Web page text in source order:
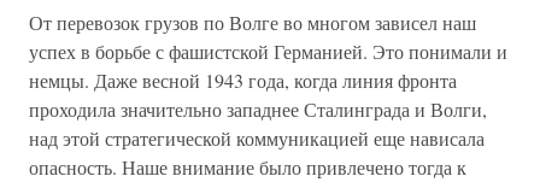
От перевозок грузов по Волге во многом зависел наш
успех в борьбе с фашистской Германией. Это понимали и
немцы. Даже весной 1943 года, когда линия фронта
проходила значительно западнее Сталинграда и Волги,
над этой стратегической коммуникацией еще нависала
опасность. Наше внимание было привлечено тогда к